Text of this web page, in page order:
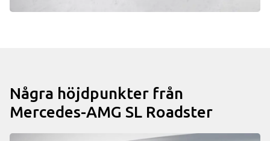
Några höjdpunkter från
Mercedes-AMG SL Roadster